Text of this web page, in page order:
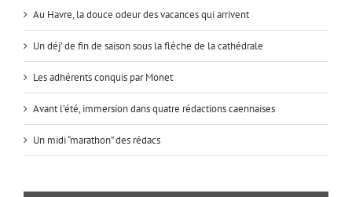
Au Havre, la douce odeur des vacances qui arrivent
Un déj’ de fin de saison sous la flèche de la cathédrale
Les adhérents conquis par Monet
Avant l’été, immersion dans quatre rédactions caennaises
Un midi “marathon” des rédacs